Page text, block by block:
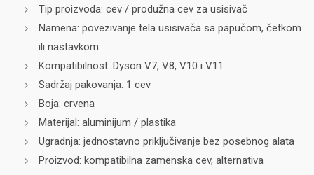
Tip proizvoda: cev / produžna cev za usisivač
Namena: povezivanje tela usisivača sa papučom, četkom
ili nastavkom
Kompatibilnost: Dyson V7, V8, V10 i V11
Sadržaj pakovanja: 1 cev
Boja: crvena
Materijal: aluminijum / plastika
Ugradnja: jednostavno priključivanje bez posebnog alata
Proizvod: kompatibilna zamenska cev, alternativa